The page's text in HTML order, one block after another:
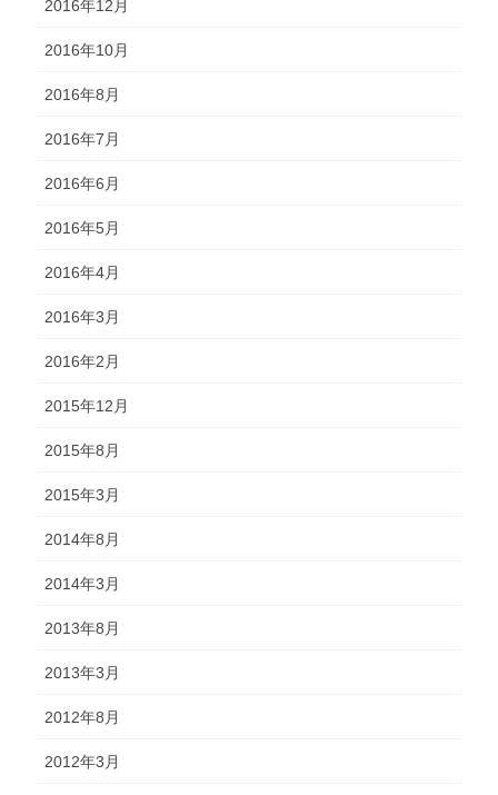
2016年12月
2016年10月
2016年8月
2016年7月
2016年6月
2016年5月
2016年4月
2016年3月
2016年2月
2015年12月
2015年8月
2015年3月
2014年8月
2014年3月
2013年8月
2013年3月
2012年8月
2012年3月